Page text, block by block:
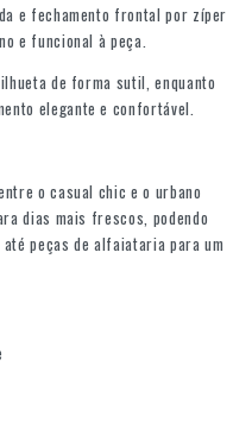
e fechamento frontal por zíper
e funcional à peça.
de forma sutil, enquanto
elegante e confortável.
o casual chic e o urbano
dias mais frescos, podendo
peças de alfaiataria para um